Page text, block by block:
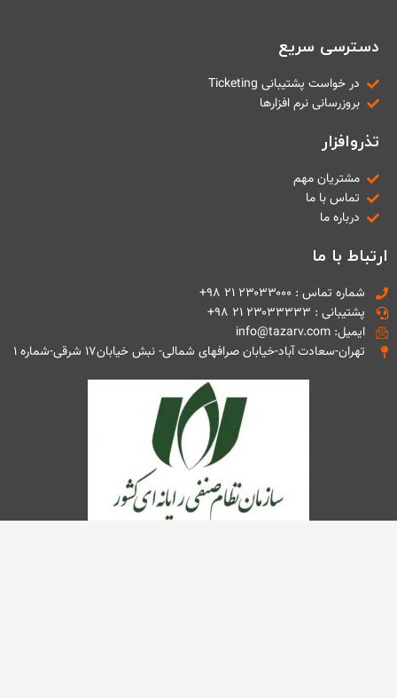
دسترسی سریع
در خواست پشتیبانی Ticketing
بروزرسانی نرم افزارها
تذروافزار
مشتریان مهم
تماس با ما
درباره ما
ارتباط با ما
شماره تماس : ۲۳۰۳۳۰۰۰ ۲۱ ۹۸+
پشتیبانی : ۲۳۰۳۳۳۳۳ ۲۱ ۹۸+
ایمیل: info@tazarv.com
تهران-سعادت آباد-خیابان صرافهای شمالی- نبش خیابان۱۷ شرقی-شماره ۱